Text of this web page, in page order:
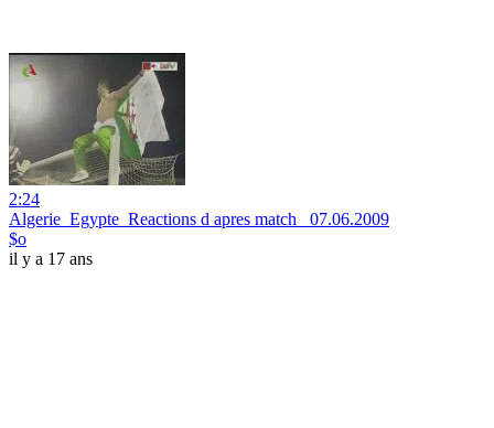
2:24
Algerie_Egypte_Reactions d apres match _07.06.2009
$o
il y a 17 ans